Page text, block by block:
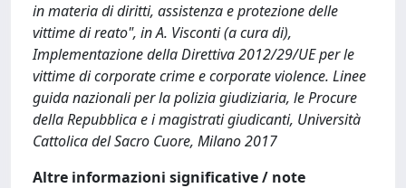
in materia di diritti, assistenza e protezione delle
vittime di reato", in A. Visconti (a cura di),
Implementazione della Direttiva 2012/29/UE per le
vittime di corporate crime e corporate violence. Linee
guida nazionali per la polizia giudiziaria, le Procure
della Repubblica e i magistrati giudicanti, Università
Cattolica del Sacro Cuore, Milano 2017
Altre informazioni significative / note